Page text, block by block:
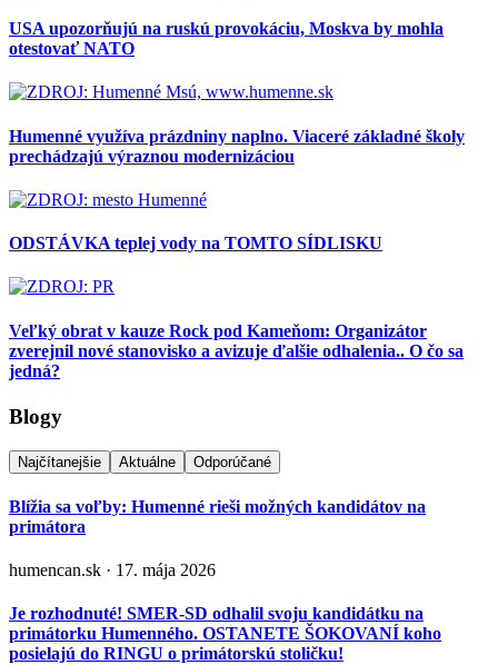
USA upozorňujú na ruskú provokáciu, Moskva by mohla
otestovať NATO
Humenné využíva prázdniny naplno. Viaceré základné školy
prechádzajú výraznou modernizáciou
ODSTÁVKA teplej vody na TOMTO SÍDLISKU
Veľký obrat v kauze Rock pod Kameňom: Organizátor
zverejnil nové stanovisko a avizuje ďalšie odhalenia.. O čo sa
jedná?
Blogy
Najčítanejšie Aktuálne Odporúčané
Blížia sa voľby: Humenné rieši možných kandidátov na
primátora
humencan.sk · 17. mája 2026
Je rozhodnuté! SMER-SD odhalil svoju kandidátku na
primátorku Humenného. OSTANETE ŠOKOVANÍ koho
posielajú do RINGU o primátorskú stoličku!